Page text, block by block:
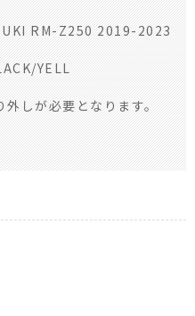
RM-Z250 2019-2023
YELL
しが必要となります。